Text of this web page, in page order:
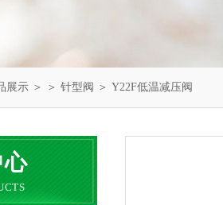
展示 ＞ ＞ 针型阀 ＞ Y22F低温减压阀
心